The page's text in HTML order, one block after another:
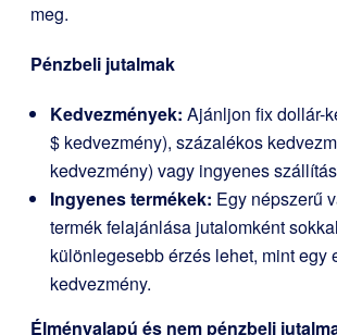
meg.
Pénzbeli jutalmak
Kedvezmények: Ajánljon fix dollár-
$ kedvezmény), százalékos
kedvezmény) vagy ingyenes
Ingyenes termékek: Egy népszerű
termék felajánlása jutalomként sokkal
különlegesebb érzés lehet, mint egy
kedvezmény.
Élményalapú és nem pénzbeli